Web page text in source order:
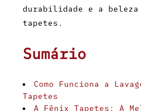
durabilidade e a beleza
tapetes.
Sumário
Como Funciona a
Tapetes
A Fênix Tapetes: A